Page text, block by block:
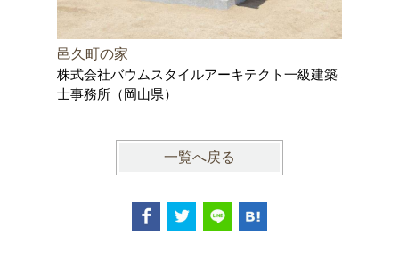
邑久町の家
株式会社バウムスタイルアーキテクト一級建築
士事務所（岡山県）
一覧へ戻る